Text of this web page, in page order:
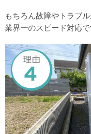
もちろん故障やトラブル
業界一のスピード対応